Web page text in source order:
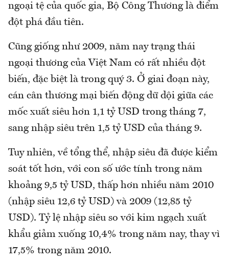
ngoại tệ của quốc gia, Bộ Công Thương là điểm
đột phá đầu tiên.
Cũng giống như 2009, năm nay trạng thái
ngoại thương của Việt Nam có rất nhiều đột
biến, đặc biệt là trong quý 3. Ở giai đoạn này,
cán cân thương mại biến động dữ dội giữa các
mốc xuất siêu hơn 1,1 tỷ USD trong tháng 7,
sang nhập siêu trên 1,5 tỷ USD của tháng 9.
Tuy nhiên, về tổng thể, nhập siêu đã được kiểm
soát tốt hơn, với con số ước tính trong năm
khoảng 9,5 tỷ USD, thấp hơn nhiều năm 2010
(nhập siêu 12,6 tỷ USD) và 2009 (12,85 tỷ
USD). Tỷ lệ nhập siêu so với kim ngạch xuất
khẩu giảm xuống 10,4% trong năm nay, thay vì
17,5% trong năm 2010.